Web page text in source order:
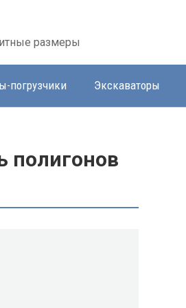
размеры
погрузчики Экскаваторы
полигонов